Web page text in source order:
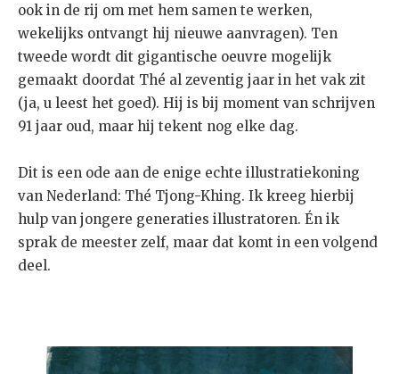
ook in de rij om met hem samen te werken,
wekelijks ontvangt hij nieuwe aanvragen). Ten
tweede wordt dit gigantische oeuvre mogelijk
gemaakt doordat Thé al zeventig jaar in het vak zit
(ja, u leest het goed). Hij is bij moment van schrijven
91 jaar oud, maar hij tekent nog elke dag.
Dit is een ode aan de enige echte illustratiekoning
van Nederland: Thé Tjong-Khing. Ik kreeg hierbij
hulp van jongere generaties illustratoren. Én ik
sprak de meester zelf, maar dat komt in een volgend
deel.